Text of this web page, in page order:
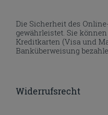
Die Sicherheit des
gewährleistet. Sie
Kreditkarten (Visa und
Banküberweisung
Widerrufsrecht